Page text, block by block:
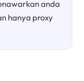
anda
hanya proxy